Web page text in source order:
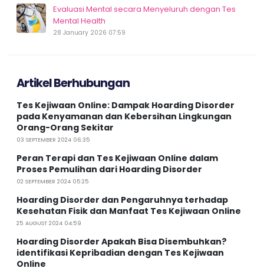
Evaluasi Mental secara Menyeluruh dengan Tes
Mental Health
28 January 2026 07:59
Artikel Berhubungan
Tes Kejiwaan Online: Dampak Hoarding Disorder
pada Kenyamanan dan Kebersihan Lingkungan
Orang-Orang Sekitar
03 SEPTEMBER 2024 06:35
Peran Terapi dan Tes Kejiwaan Online dalam
Proses Pemulihan dari Hoarding Disorder
02 SEPTEMBER 2024 05:25
Hoarding Disorder dan Pengaruhnya terhadap
Kesehatan Fisik dan Manfaat Tes Kejiwaan Online
25 AUGUST 2024 04:59
Hoarding Disorder Apakah Bisa Disembuhkan?
identifikasi Kepribadian dengan Tes Kejiwaan
Online